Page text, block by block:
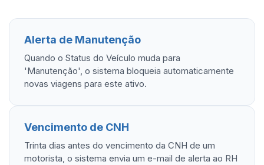
Alerta de Manutenção
Quando o Status do Veículo muda para
'Manutenção', o sistema bloqueia automaticamente
novas viagens para este ativo.
Vencimento de CNH
Trinta dias antes do vencimento da CNH de um
motorista, o sistema envia um e-mail de alerta ao RH